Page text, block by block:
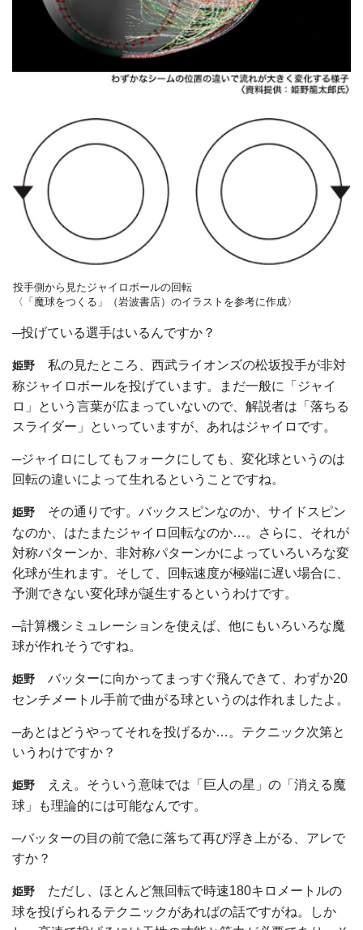
投手側から見たジャイロボールの回転
〈「魔球をつくる」（岩波書店）のイラストを参考に作成〉
─投げている選手はいるんですか？
姫野 私の見たところ、西武ライオンズの松坂投手が非対
称ジャイロボールを投げています。まだ一般に「ジャイ
ロ」という言葉が広まっていないので、解説者は「落ちる
スライダー」といっていますが、あれはジャイロです。
─ジャイロにしてもフォークにしても、変化球というのは
回転の違いによって生れるということですね。
姫野 その通りです。バックスピンなのか、サイドスピン
なのか、はたまたジャイロ回転なのか…。さらに、それが
対称パターンか、非対称パターンかによっていろいろな変
化球が生れます。そして、回転速度が極端に遅い場合に、
予測できない変化球が誕生するというわけです。
─計算機シミュレーションを使えば、他にもいろいろな魔
球が作れそうですね。
姫野 バッターに向かってまっすぐ飛んできて、わずか20
センチメートル手前で曲がる球というのは作れましたよ。
─あとはどうやってそれを投げるか…。テクニック次第と
いうわけですか？
姫野 ええ。そういう意味では「巨人の星」の「消える魔
球」も理論的には可能なんです。
─バッターの目の前で急に落ちて再び浮き上がる、アレで
すか？
姫野 ただし、ほとんど無回転で時速180キロメートルの
球を投げられるテクニックがあればの話ですがね。しか